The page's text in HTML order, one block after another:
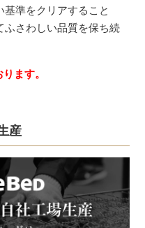
準をクリアすること
ふさわしい品質を保ち続
ます。
産